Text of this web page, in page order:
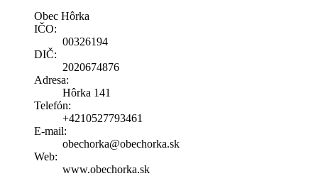
Obec Hôrka
IČO:
00326194
DIČ:
2020674876
Adresa:
Hôrka 141
Telefón:
+4210527793461
E-mail:
obechorka@obechorka.sk
Web:
www.obechorka.sk